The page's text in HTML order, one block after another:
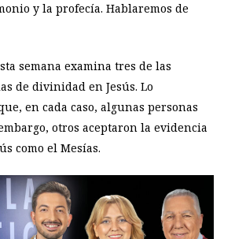
y la profecía. Hablaremos de
semana examina tres de las
de divinidad en Jesús. Lo
en cada caso, algunas personas
otros aceptaron la evidencia
como el Mesías.